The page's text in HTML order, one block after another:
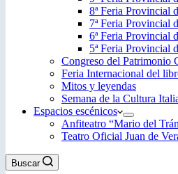
8ª Feria Provincial
7ª Feria Provincial
6ª Feria Provincial
5ª Feria Provincial
Congreso del Patrimonio
Feria Internacional del
Mitos y leyendas
Semana de la Cultura
Espacios escénicos
Anfiteatro “Mario del
Teatro Oficial Juan de
Buscar